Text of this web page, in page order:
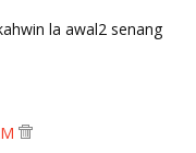
la awal2 senang